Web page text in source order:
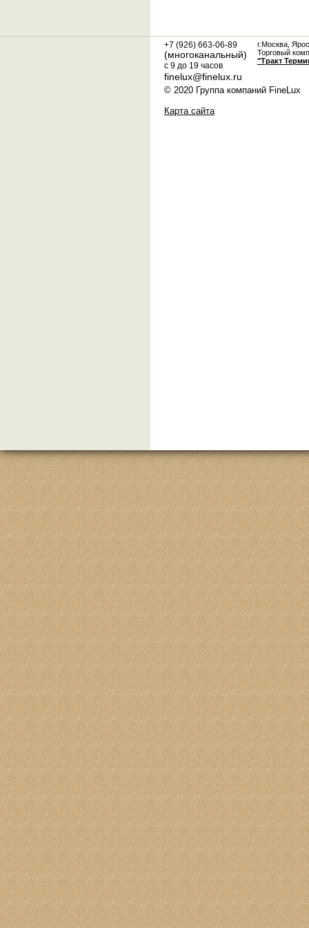
+7 (926) 663-06-89
(многоканальный)
с 9 до 19 часов
finelux@finelux.ru
г.Москва,
Торговый
"Тракт
© 2020 Группа компаний FineLux
Карта сайта